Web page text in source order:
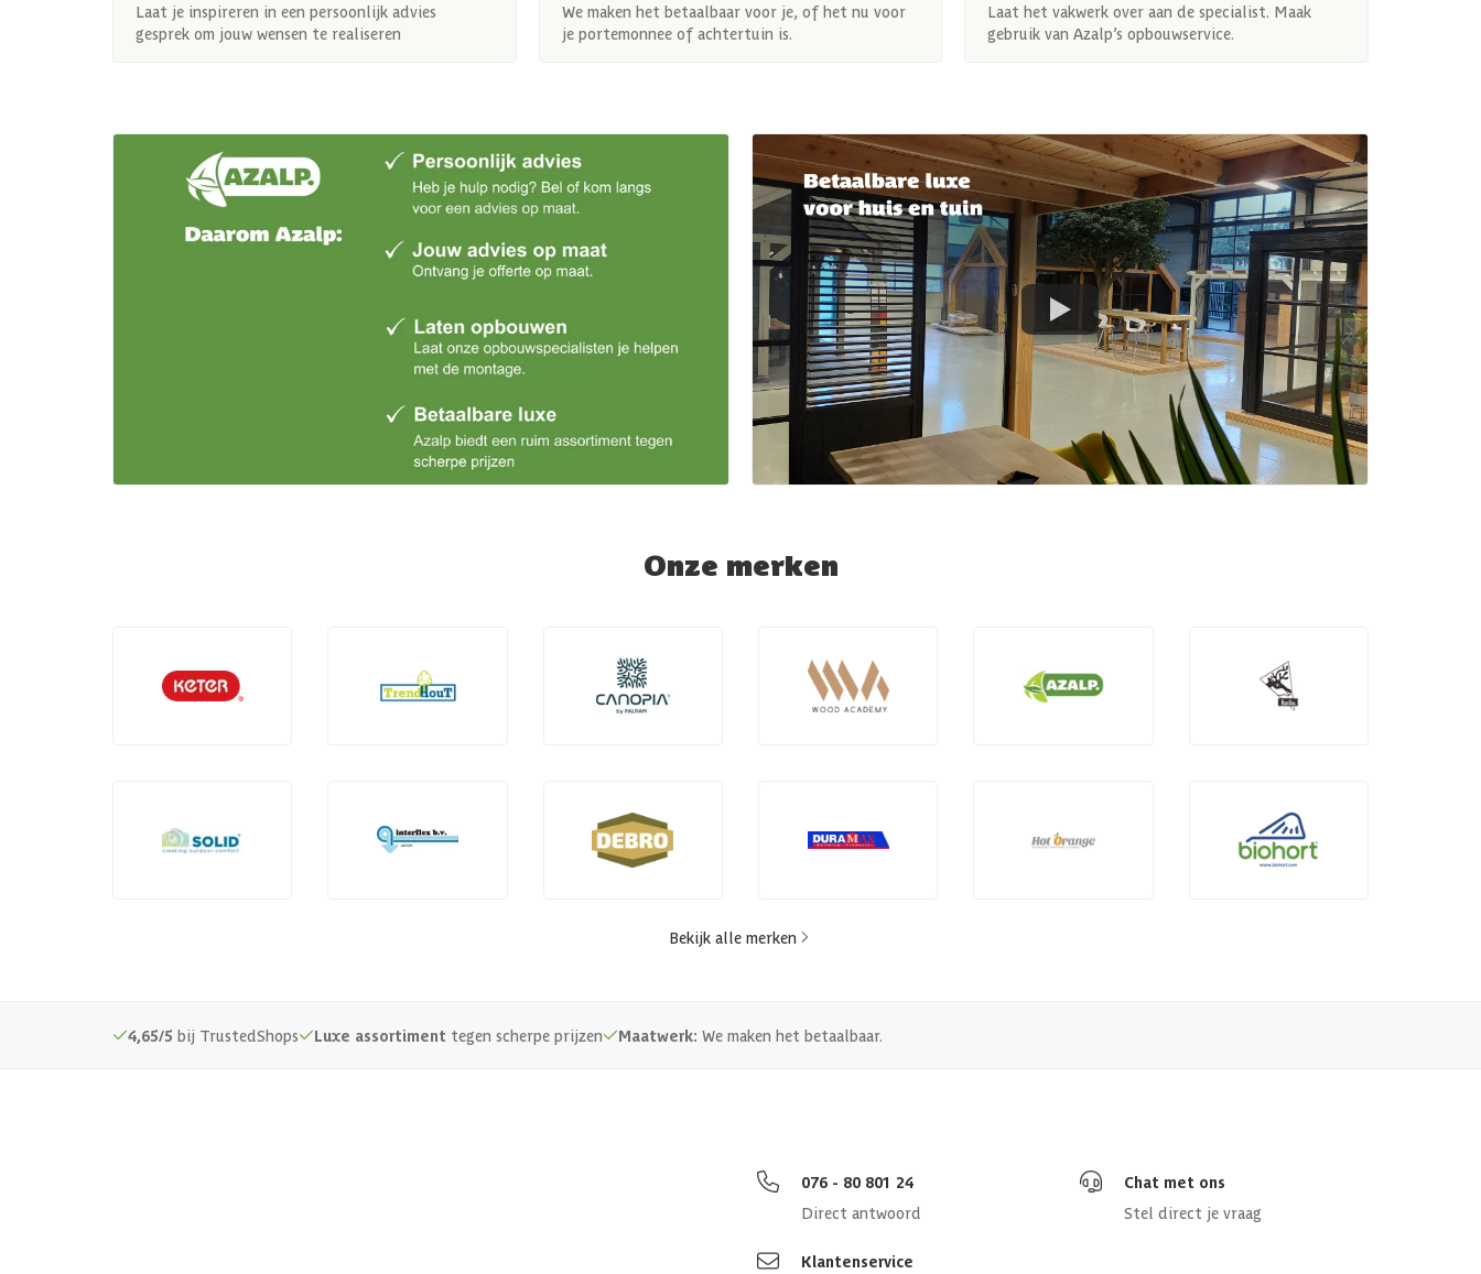
Laat je inspireren in een persoonlijk advies
gesprek om jouw wensen te realiseren
We maken het betaalbaar voor je, of het nu voor
je portemonnee of achtertuin is.
Laat het vakwerk over aan de specialist. Maak
gebruik van Azalp’s opbouwservice.
Onze merken
Bekijk alle merken
4,65/5 bij TrustedShops Luxe assortiment tegen scherpe prijzen Maatwerk: We maken het betaalbaar.
076 - 80 801 24
Direct antwoord
Chat met ons
Stel direct je vraag
Klantenservice